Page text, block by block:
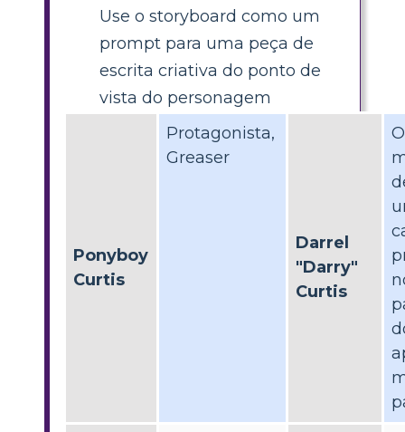
Use o storyboard como um
prompt para uma peça de
escrita criativa do ponto de
vista do personagem
Ponyboy
Curtis
Protagonista,
Greaser
Darrel
"Darry"
Curtis